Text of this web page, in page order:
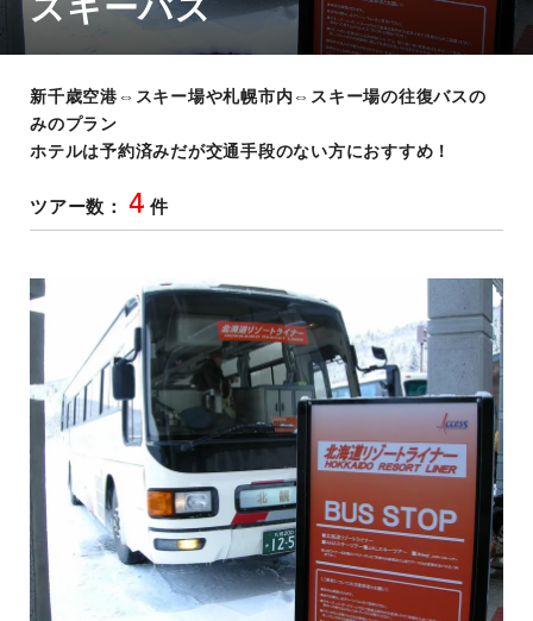
スキーバス
新千歳空港⇔スキー場や札幌市内⇔スキー場の往復バスの
みのプラン
ホテルは予約済みだが交通手段のない方におすすめ！
ツアー数： 4 件